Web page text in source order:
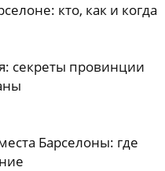
кто, как и когда
секреты провинции
Барселоны: где